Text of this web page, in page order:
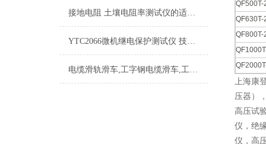
接地电阻 土壤电阻率测试仪的适用范围和功能
YTC2066微机继电保护测试仪 技术性能
电缆滑轨滑车,工字钢电缆滑车,工字钢滑车,电缆传导滑车
QF500T-
QF630T-
QF800T-
上海康
压器）
高压试
仪，绝
仪，高